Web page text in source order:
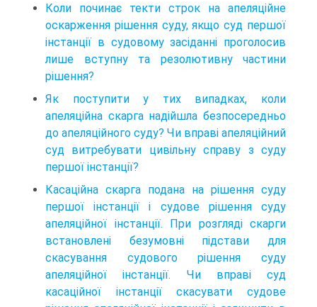
Коли починає текти строк на апеляційне
оскарження рішення суду, якщо суд першої
інстанції в судовому засіданні проголосив
лише вступну та резолютивну частини
рішення?
Як поступити у тих випадках, коли
апеляційна скарга надійшла безпосередньо
до апеляційного суду? Чи вправі апеляційний
суд витребувати цивільну справу з суду
першої інстанції?
Касаційна скарга подана на рішення суду
першої інстанції і судове рішення суду
апеляційної інстанції. При розгляді скарги
встановлені безумовні підстави для
скасування судового рішення суду
апеляційної інстанції. Чи вправі суд
касаційної інстанції скасувати судове